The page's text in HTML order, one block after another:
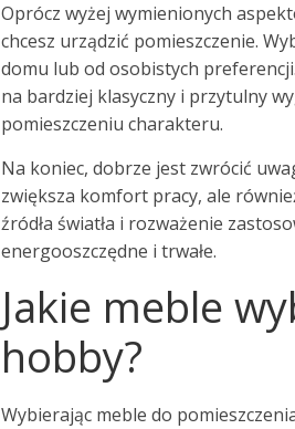
Oprócz wyżej wymienionych
chcesz urządzić pomieszczenie.
domu lub od osobistych
na bardziej klasyczny i przytulny
pomieszczeniu charakteru.
Na koniec, dobrze jest zwrócić
zwiększa komfort pracy, ale
źródła światła i rozważenie
energooszczędne i trwałe.
Jakie meble
hobby?
Wybierając meble do